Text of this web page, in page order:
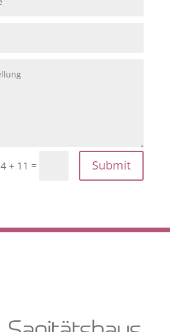
4 + 11 = Submit